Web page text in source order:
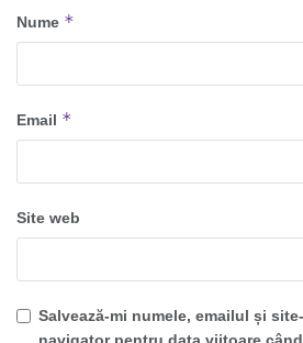
Nume *
Email *
Site web
Salvează-mi numele, emailul și